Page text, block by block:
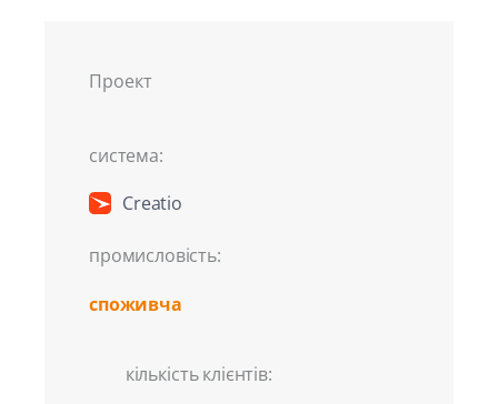
Проект
система:
Creatio
промисловість:
споживча
кількість клієнтів: